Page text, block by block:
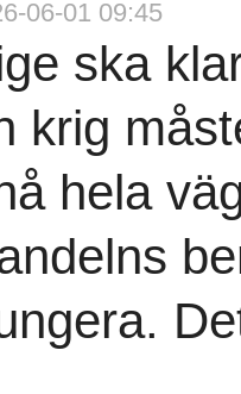
06-01 09:45
ska
krig
hela